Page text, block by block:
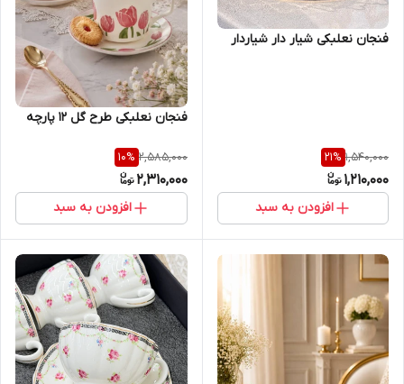
فنجان نعلبکی شیار دار شیاردار
1,540,000
21%
1,210,000
افزودن به سبد
فنجان نعلبکی طرح گل ۱۲ پارچه
2,585,000
10%
2,310,000
افزودن به سبد